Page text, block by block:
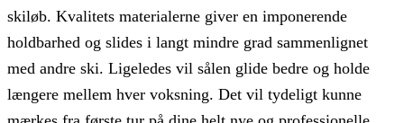
skiløb. Kvalitets materialerne giver en imponerende
holdbarhed og slides i langt mindre grad sammenlignet
med andre ski. Ligeledes vil sålen glide bedre og holde
længere mellem hver voksning. Det vil tydeligt kunne